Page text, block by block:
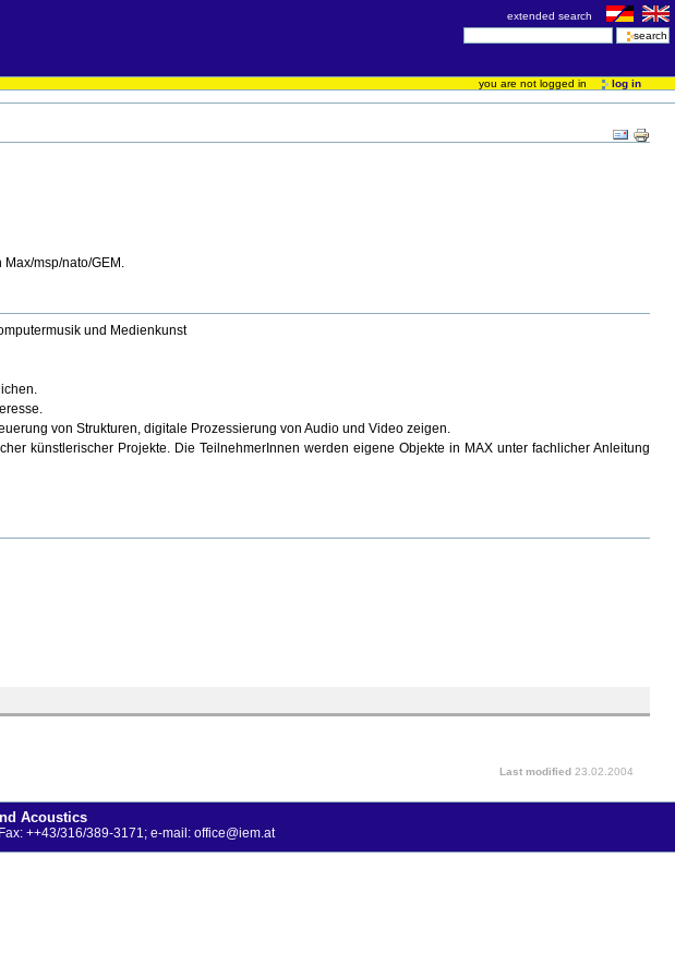
extended search
you are not logged in
log in
msp/nato/GEM.
und Medienkunst
von Strukturen, digitale Prozessierung von Audio und Video zeigen.
künstlerischer Projekte. Die TeilnehmerInnen werden eigene Objekte in MAX unter fachlicher Anleitung
Last modified 23.02.2004
Acoustics
++43/316/389-3171; e-mail: office@iem.at